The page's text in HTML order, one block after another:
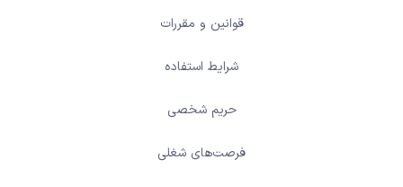
قوانین و مقررات
شرایط استفاده
حریم شخصی
فرصت‌های شغلی